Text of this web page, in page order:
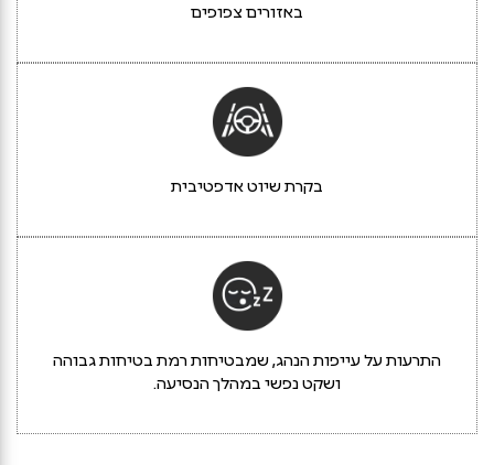
באזורים צפופים
בקרת שיוט אדפטיבית
התרעות על עייפות הנהג, שמבטיחות רמת בטיחות גבוהה
ושקט נפשי במהלך הנסיעה.